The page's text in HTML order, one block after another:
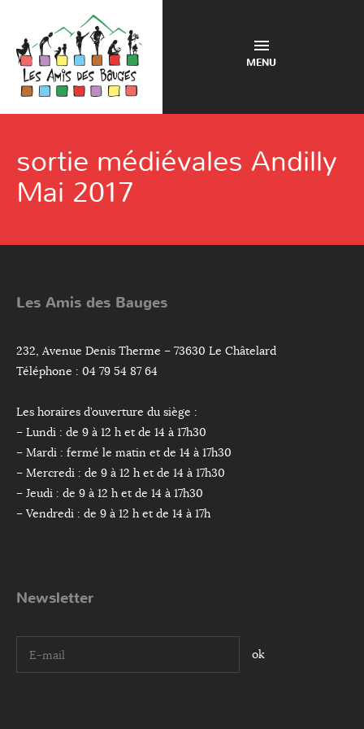
MENU
sortie médiévales Andilly
Mai 2017
Les Amis des Bauges
232, Avenue Denis Therme – 73630 Le Châtelard
Téléphone : 04 79 54 87 64
Les horaires d’ouverture du siège :
– Lundi : de 9 à 12 h et de 14 à 17h30
– Mardi : fermé le matin et de 14 à 17h30
– Mercredi : de 9 à 12 h et de 14 à 17h30
– Jeudi : de 9 à 12 h et de 14 à 17h30
– Vendredi : de 9 à 12 h et de 14 à 17h
Newsletter
I agree terms and conditions.*